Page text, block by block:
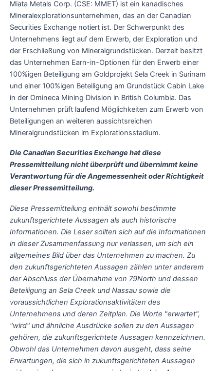
Miata Metals Corp. (CSE: MMET) ist ein kanadisches
Mineralexplorationsunternehmen, das an der Canadian
Securities Exchange notiert ist. Der Schwerpunkt des
Unternehmens liegt auf dem Erwerb, der Exploration und
der Erschließung von Mineralgrundstücken. Derzeit besitzt
das Unternehmen Earn-in-Optionen für den Erwerb einer
100%igen Beteiligung am Goldprojekt Sela Creek in Surinam
und einer 100%igen Beteiligung am Grundstück Cabin Lake
in der Omineca Mining Division in British Columbia. Das
Unternehmen prüft laufend Möglichkeiten zum Erwerb von
Beteiligungen an weiteren aussichtsreichen
Mineralgrundstücken im Explorationsstadium.
Die Canadian Securities Exchange hat diese
Pressemitteilung nicht überprüft und übernimmt keine
Verantwortung für die Angemessenheit oder Richtigkeit
dieser Pressemitteilung.
Diese Pressemitteilung enthält sowohl bestimmte
zukunftsgerichtete Aussagen als auch historische
Informationen. Die Leser sollten sich auf die Informationen
in dieser Zusammenfassung nur verlassen, um sich ein
allgemeines Bild über das Unternehmen zu machen. Zu
den zukunftsgerichteten Aussagen zählen unter anderem
der Abschluss der Übernahme von 79North und dessen
Beteiligung an Sela Creek und Nassau sowie die
voraussichtlichen Explorationsaktivitäten des
Unternehmens und deren Zeitplan. Die Worte "erwartet",
"wird" und ähnliche Ausdrücke sollen zu den Aussagen
gehören, die zukunftsgerichtete Aussagen kennzeichnen.
Obwohl das Unternehmen davon ausgeht, dass seine
Erwartungen, die sich in zukunftsgerichteten Aussagen